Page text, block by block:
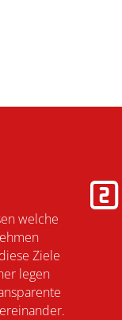
welche
Ziele
legen